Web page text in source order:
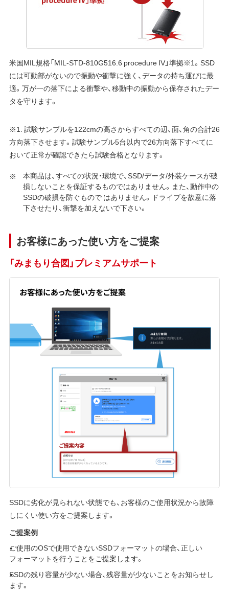
米国MIL規格「MIL-STD-810G516.6 procedure IV」準拠※1。SSD
には可動部がないので振動や衝撃に強く、データの持ち運びに最
適。万が一の落下による衝撃や、移動中の振動から保存されたデー
タを守ります。
※1. 試験サンプルを122cmの高さからすべての辺、面、角の合計26
方向落下させます。試験サンプル5台以内で26方向落下すべてに
おいて正常が確認できたら試験合格となります。
本商品は、すべての状況・環境で、SSD/データ/外装ケースが破
損しないことを保証するものではありません。また、動作中の
SSDの破損を防ぐもので はありません。ドライブを故意に落
下させたり、衝撃を加えないで下さい。
お客様にあった使い方をご提案
「みまもり合図」プレミアムサポート
SSDに劣化が見られない状態でも、お客様のご使用状況から故障
しにくい使い方をご提案します。
ご提案例
ご使用のOSで使用できないSSDフォーマットの場合、正しい
フォーマットを行うことをご提案します。
SSDの残り容量が少ない場合、残容量が少ないことをお知らせし
ます。